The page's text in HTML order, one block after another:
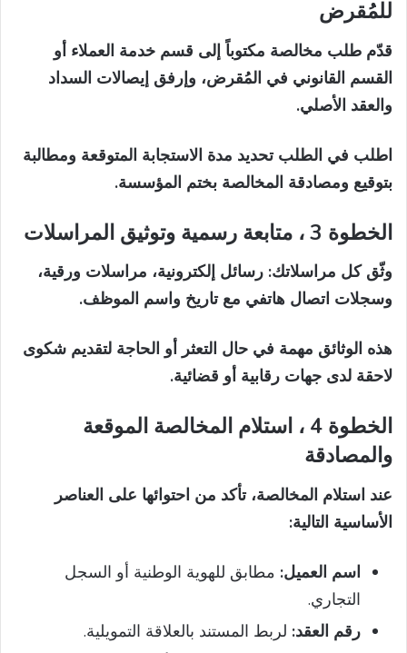
للمُقرض
قدّم طلب مخالصة مكتوباً إلى قسم خدمة العملاء أو
القسم القانوني في المُقرض، وإرفق إيصالات السداد
والعقد الأصلي.
اطلب في الطلب تحديد مدة الاستجابة المتوقعة ومطالبة
بتوقيع ومصادقة المخالصة بختم المؤسسة.
الخطوة 3 ، متابعة رسمية وتوثيق المراسلات
وثّق كل مراسلاتك: رسائل إلكترونية، مراسلات ورقية،
وسجلات اتصال هاتفي مع تاريخ واسم الموظف.
هذه الوثائق مهمة في حال التعثر أو الحاجة لتقديم شكوى
لاحقة لدى جهات رقابية أو قضائية.
الخطوة 4 ، استلام المخالصة الموقعة
والمصادقة
عند استلام المخالصة، تأكد من احتوائها على العناصر
الأساسية التالية:
اسم العميل: مطابق للهوية الوطنية أو السجل
التجاري.
رقم العقد: لربط المستند بالعلاقة التمويلية.